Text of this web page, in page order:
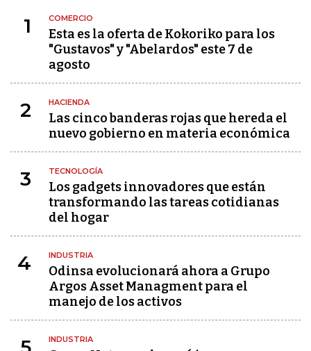
1 COMERCIO
Esta es la oferta de Kokoriko para los
"Gustavos" y "Abelardos" este 7 de
agosto
2 HACIENDA
Las cinco banderas rojas que hereda el
nuevo gobierno en materia económica
3 TECNOLOGÍA
Los gadgets innovadores que están
transformando las tareas cotidianas
del hogar
4 INDUSTRIA
Odinsa evolucionará ahora a Grupo
Argos Asset Managment para el
manejo de los activos
INDUSTRIA